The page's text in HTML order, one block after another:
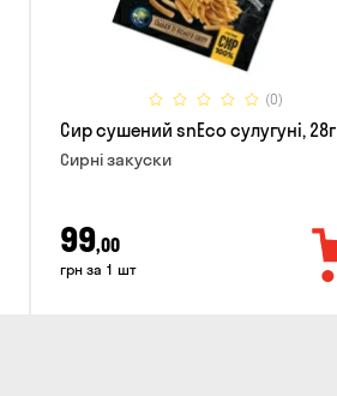
(0)
Сир сушений snEco сулугуні, 28г
Сирні закуски
99,00
грн за 1 шт